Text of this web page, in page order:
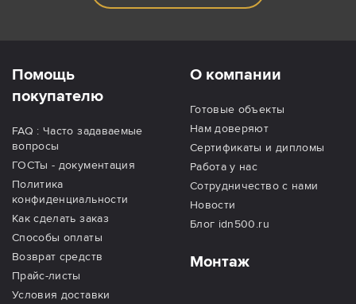
Помощь
покупателю
FAQ : Часто задаваемые
вопросы
ГОСТы - документация
Политика
конфиденциальности
Как сделать заказ
Способы оплаты
Возврат средств
Прайс-листы
Условия доставки
О компании
Готовые объекты
Нам доверяют
Сертификаты и дипломы
Работа у нас
Сотрудничество с нами
Новости
Блог idn500.ru
Монтаж